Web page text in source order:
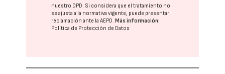
nuestro DPD. Si considera que el tratamiento no
se ajusta a la normativa vigente, puede presentar
reclamación ante laAEPD. Más información:
Política de Protección de Datos